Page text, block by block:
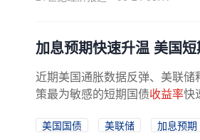
加息预期快速升温 美国
近期美国通胀数据反弹、美联
策最为敏感的短期国债收益率快
美国国债 美联储
加息预期